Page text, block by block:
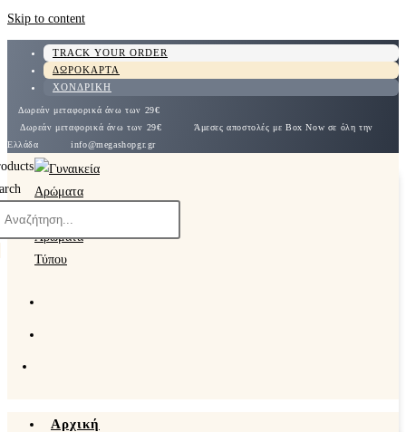
Skip to content
TRACK YOUR ORDER
ΔΩΡΟΚΑΡΤΑ
ΧΟΝΔΡΙΚΗ
Δωρεάν μεταφορικά άνω των 29€
Δωρεάν μεταφορικά άνω των 29€
Άμεσες αποστολές με Box Now σε όλη την
Ελλάδα
info@megashopgr.gr
Αρχική